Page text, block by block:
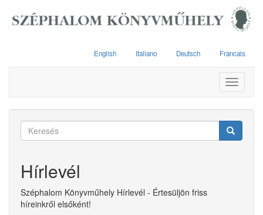
English Italiano Deutsch Francais
Toggle
Keresés
Hírlevél
Széphalom Könyvműhely Hírlevél - Értesüljön friss
híreinkről elsőként!